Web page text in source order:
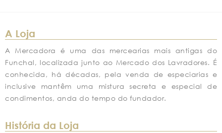
A Loja
A Mercadora é uma das mercearias mais antigas do
Funchal, localizada junto ao Mercado dos Lavradores. É
conhecida, há décadas, pela venda de especiarias e
inclusive mantêm uma mistura secreta e especial de
condimentos, anda do tempo do fundador.
História da Loja